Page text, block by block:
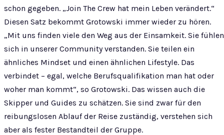
schon gegeben. „Join The Crew hat mein Leben verändert.“
Diesen Satz bekommt Grotowski immer wieder zu hören.
„Mit uns finden viele den Weg aus der Einsamkeit. Sie fühlen
sich in unserer Community verstanden. Sie teilen ein
ähnliches Mindset und einen ähnlichen Lifestyle. Das
verbindet – egal, welche Berufsqualifikation man hat oder
woher man kommt“, so Grotowski. Das wissen auch die
Skipper und Guides zu schätzen. Sie sind zwar für den
reibungslosen Ablauf der Reise zuständig, verstehen sich
aber als fester Bestandteil der Gruppe.